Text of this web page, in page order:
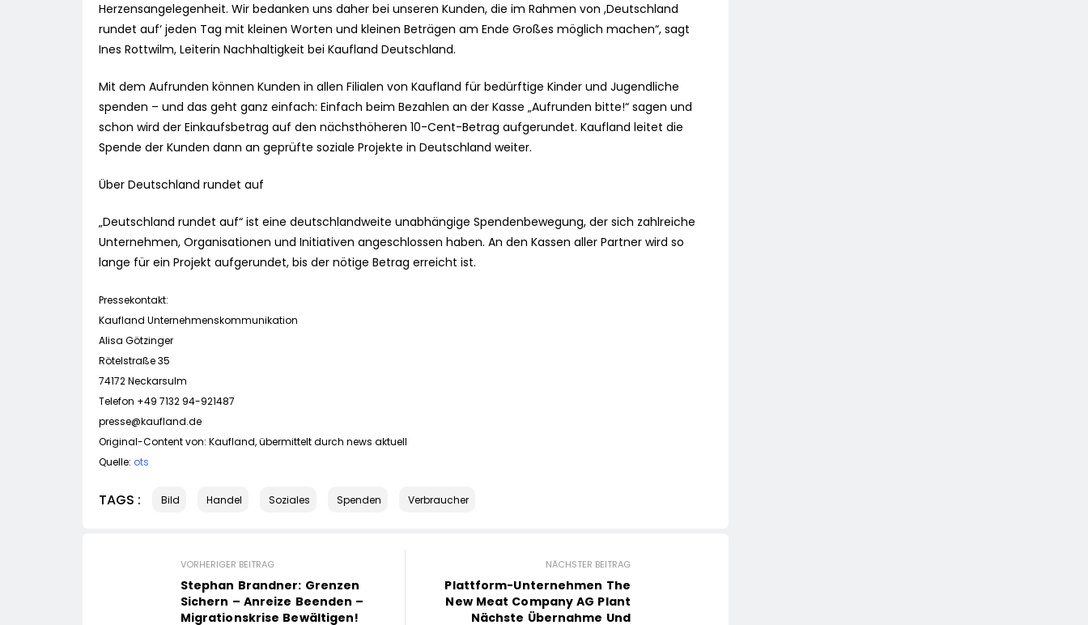
Herzensangelegenheit. Wir bedanken uns daher bei unseren Kunden, die im Rahmen von ,Deutschland
rundet auf‘ jeden Tag mit kleinen Worten und kleinen Beträgen am Ende Großes möglich machen“, sagt
Ines Rottwilm, Leiterin Nachhaltigkeit bei Kaufland Deutschland.
Mit dem Aufrunden können Kunden in allen Filialen von Kaufland für bedürftige Kinder und Jugendliche
spenden – und das geht ganz einfach: Einfach beim Bezahlen an der Kasse „Aufrunden bitte!“ sagen und
schon wird der Einkaufsbetrag auf den nächsthöheren 10-Cent-Betrag aufgerundet. Kaufland leitet die
Spende der Kunden dann an geprüfte soziale Projekte in Deutschland weiter.
Über Deutschland rundet auf
„Deutschland rundet auf“ ist eine deutschlandweite unabhängige Spendenbewegung, der sich zahlreiche
Unternehmen, Organisationen und Initiativen angeschlossen haben. An den Kassen aller Partner wird so
lange für ein Projekt aufgerundet, bis der nötige Betrag erreicht ist.
Pressekontakt:
Kaufland Unternehmenskommunikation
Alisa Götzinger
Rötelstraße 35
74172 Neckarsulm
Telefon +49 7132 94-921487
presse@kaufland.de
Original-Content von: Kaufland, übermittelt durch news aktuell
Quelle: ots
TAGS : Bild Handel Soziales Spenden Verbraucher
VORHERIGER BEITRAG
Stephan Brandner: Grenzen
Sichern – Anreize Beenden –
Migrationskrise Bewältigen!
NÄCHSTER BEITRAG
Plattform-Unternehmen The
New Meat Company AG Plant
Nächste Übernahme Und